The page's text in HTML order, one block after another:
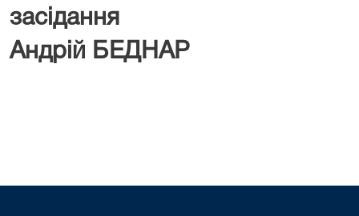
засідання
Андрій БЕДНАР